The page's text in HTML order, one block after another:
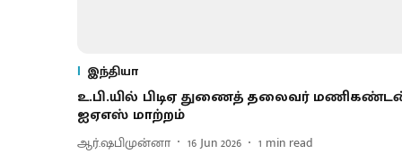
இந்தியா
உ.பி.யில் பிடிஏ துணைத் தலைவர்
ஐஏஎஸ் மாற்றம்
ஆர்.ஷபிமுன்னா 16 Jun 2026 1 min read